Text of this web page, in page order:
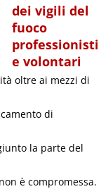
dei vigili del
fuoco
professionisti
e volontari
oltre ai mezzi di
di
la parte del
è compromessa.